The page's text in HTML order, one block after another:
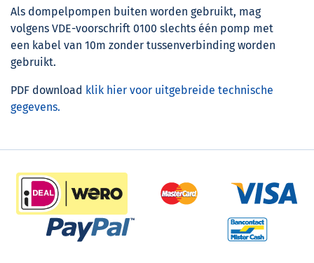
Als dompelpompen buiten worden gebruikt, mag
volgens VDE-voorschrift 0100 slechts één pomp met
een kabel van 10m zonder tussenverbinding worden
gebruikt.
PDF download klik hier voor uitgebreide technische
gegevens.